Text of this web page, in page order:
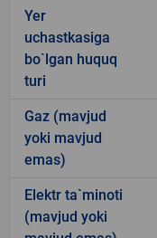
Yer
uchastkasiga
bo`lgan huquq
turi
Gaz (mavjud
yoki mavjud
emas)
Elektr ta`minoti
(mavjud yoki